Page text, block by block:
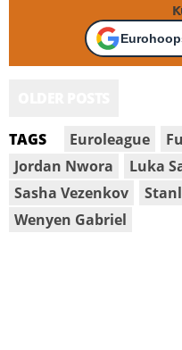
TAGS Euroleague
Jordan Nwora
Luka
Sasha Vezenkov
Wenyen Gabriel